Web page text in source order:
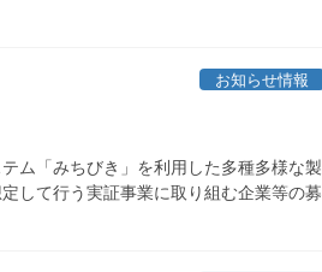
お知らせ情報
ム「みちびき」を利用した多種多様な製
して行う実証事業に取り組む企業等の募